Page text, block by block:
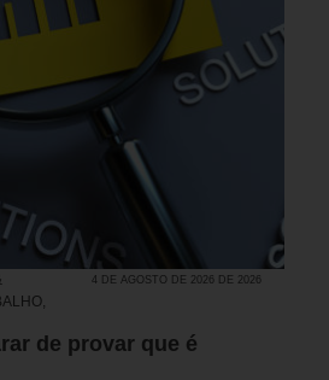
4 DE AGOSTO DE 2026 DE 2026
de provar que é